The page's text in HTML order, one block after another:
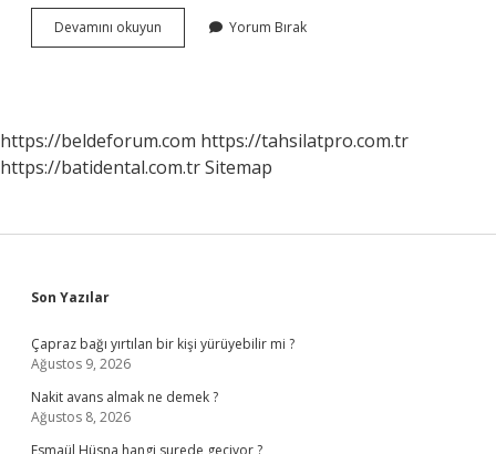
Devamını okuyun
Numara
Yorum Bırak
https://beldeforum.com https://tahsilatpro.com.tr
https://batidental.com.trSitemap
Sidebar
Son Yazılar
Çapraz bağı yırtılan bir kişi yürüyebilir mi ?
Ağustos 9, 2026
Nakit avans almak ne demek ?
Ağustos 8, 2026
Esmaül Hüsna hangi surede geçiyor ?